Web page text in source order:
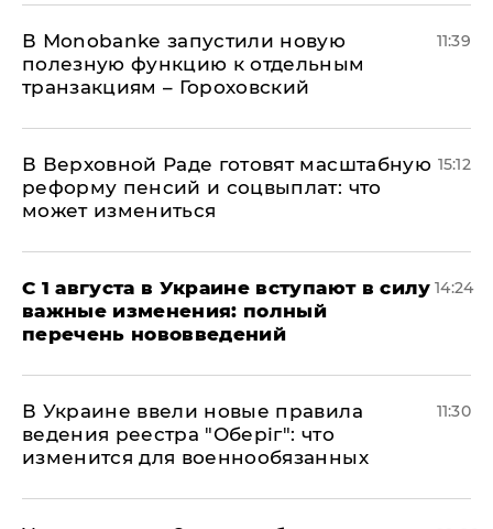
В Мonobankе запустили новую
полезную функцию к отдельным
транзакциям – Гороховский
11:39
В Верховной Раде готовят масштабную
реформу пенсий и соцвыплат: что
может измениться
15:12
С 1 августа в Украине вступают в силу
важные изменения: полный
перечень нововведений
14:24
В Украине ввели новые правила
ведения реестра "Оберіг": что
изменится для военнообязанных
11:30